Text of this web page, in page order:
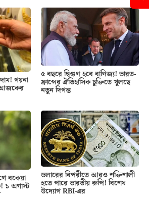
গয়না
আজকের
৫ বছরে দ্বিগুণ হবে বাণিজ্য! ভারত-
ফ্রান্সের ঐতিহাসিক চুক্তিতে খুলছে
নতুন দিগন্ত
বকেয়া
১ অগাস্ট
ডলারের বিপরীতে আরও শক্তিশালী
হতে পারে ভারতীয় রুপি! বিশেষ
উদ্যোগ RBI-এর